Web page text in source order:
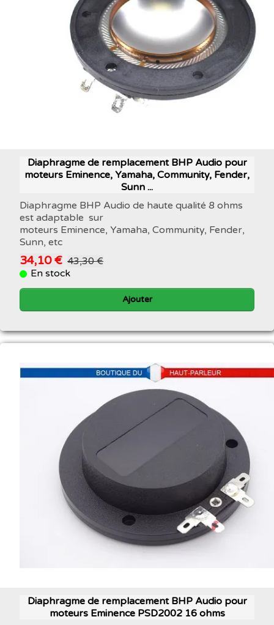
Diaphragme de remplacement BHP Audio pour
moteurs Eminence, Yamaha, Community, Fender,
Sunn ...
Diaphragme BHP Audio de haute qualité 8 ohms
est adaptable sur
moteurs Eminence, Yamaha, Community, Fender,
Sunn, etc
34,10 € 43,30 €
En stock
Ajouter
Diaphragme de remplacement BHP Audio pour
moteurs Eminence PSD2002 16 ohms